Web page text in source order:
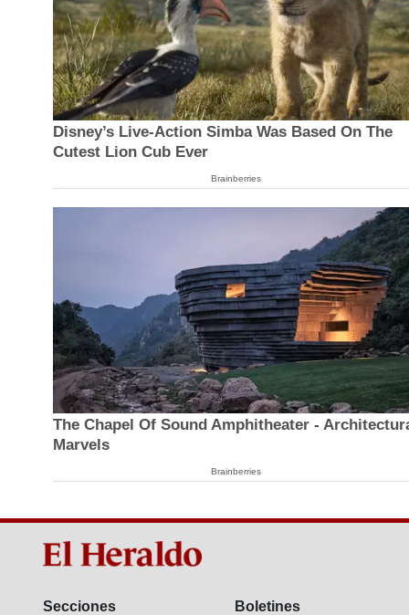
Disney’s Live-Action Simba Was Based On The
Cutest Lion Cub Ever
Brainberries
The Chapel Of Sound Amphitheater -
Marvels
Brainberries
Secciones Boletines